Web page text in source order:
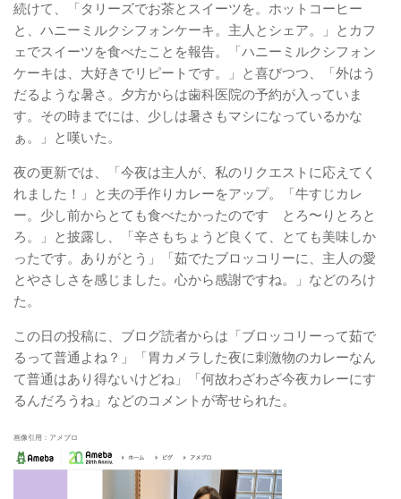
続けて、「タリーズでお茶とスイーツを。ホットコーヒー
と、ハニーミルクシフォンケーキ。主人とシェア。」とカフ
ェでスイーツを食べたことを報告。「ハニーミルクシフォン
ケーキは、大好きでリピートです。」と喜びつつ、「外はう
だるような暑さ。夕方からは歯科医院の予約が入っていま
す。その時までには、少しは暑さもマシになっているかな
ぁ。」と嘆いた。
夜の更新では、「今夜は主人が、私のリクエストに応えてく
れました！」と夫の手作りカレーをアップ。「牛すじカレ
ー。少し前からとても食べたかったのです とろ〜りとろと
ろ。」と披露し、「辛さもちょうど良くて、とても美味しか
ったです。ありがとう」「茹でたブロッコリーに、主人の愛
とやさしさを感じました。心から感謝ですね。」などのろけ
た。
この日の投稿に、ブログ読者からは「ブロッコリーって茹で
るって普通よね？」「胃カメラした夜に刺激物のカレーなん
て普通はあり得ないけどね」「何故わざわざ今夜カレーにす
るんだろうね」などのコメントが寄せられた。
画像引用：アメブロ